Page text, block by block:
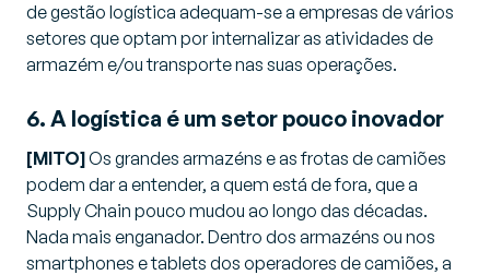
de gestão logística adequam-se a empresas de vários
setores que optam por internalizar as atividades de
armazém e/ou transporte nas suas operações.
6. A logística é um setor pouco inovador
[MITO]Os grandes armazéns e as frotas de camiões
podem dar a entender, a quem está de fora, que a
Supply Chain pouco mudou ao longo das décadas.
Nada mais enganador. Dentro dos armazéns ou nos
smartphones e tablets dos operadores de camiões, a